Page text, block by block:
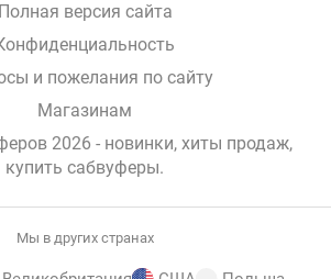
Полная версия сайта
и пожелания по сайту
Магазинам
2026 - новинки, хиты продаж,
купить сабвуферы.
Мы в других странах